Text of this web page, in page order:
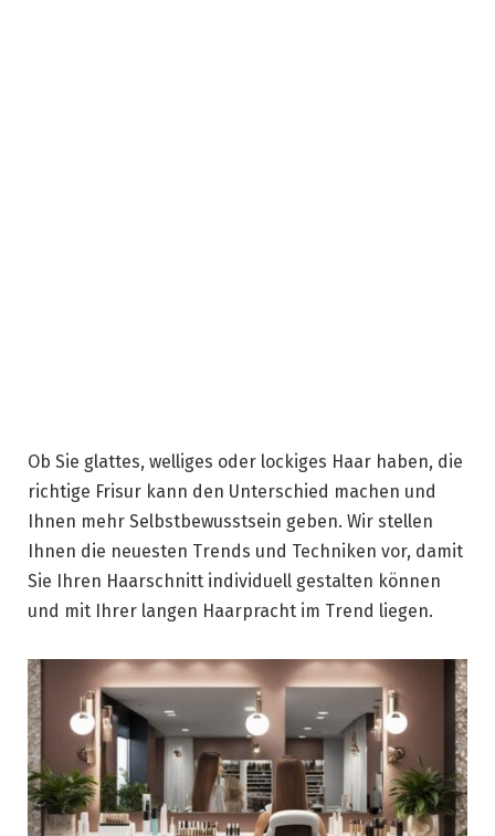
Ob Sie glattes, welliges oder lockiges Haar haben, die
richtige Frisur kann den Unterschied machen und
Ihnen mehr Selbstbewusstsein geben. Wir stellen
Ihnen die neuesten Trends und Techniken vor, damit
Sie Ihren Haarschnitt individuell gestalten können
und mit Ihrer langen Haarpracht im Trend liegen.